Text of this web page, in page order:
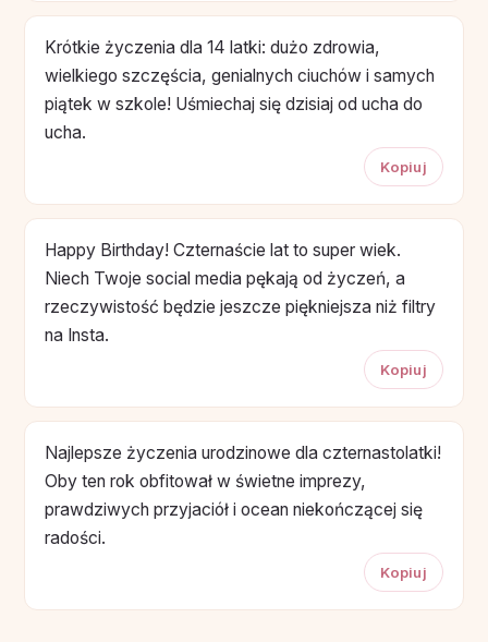
Krótkie życzenia dla 14 latki: dużo zdrowia,
wielkiego szczęścia, genialnych ciuchów i samych
piątek w szkole! Uśmiechaj się dzisiaj od ucha do
ucha.
Kopiuj
Happy Birthday! Czternaście lat to super wiek.
Niech Twoje social media pękają od życzeń, a
rzeczywistość będzie jeszcze piękniejsza niż filtry
na Insta.
Kopiuj
Najlepsze życzenia urodzinowe dla czternastolatki!
Oby ten rok obfitował w świetne imprezy,
prawdziwych przyjaciół i ocean niekończącej się
radości.
Kopiuj